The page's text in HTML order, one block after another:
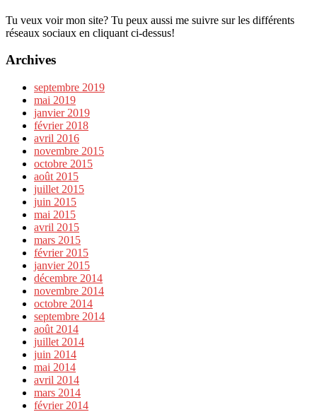
Tu veux voir mon site? Tu peux aussi me suivre sur les différents
réseaux sociaux en cliquant ci-dessus!
Archives
septembre 2019
mai 2019
janvier 2019
février 2018
avril 2016
novembre 2015
octobre 2015
août 2015
juillet 2015
juin 2015
mai 2015
avril 2015
mars 2015
février 2015
janvier 2015
décembre 2014
novembre 2014
octobre 2014
septembre 2014
août 2014
juillet 2014
juin 2014
mai 2014
avril 2014
mars 2014
février 2014